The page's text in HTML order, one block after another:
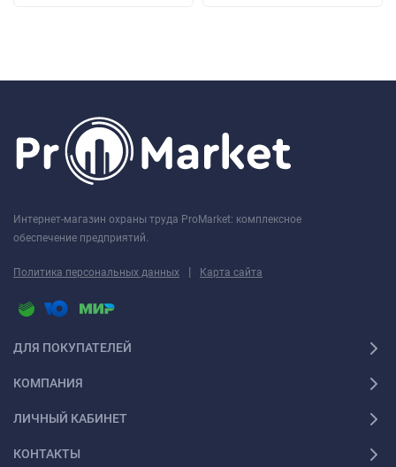
Интернет-магазин охраны труда ProMarket: комплексное
обеспечение предприятий.
Политика персональных данных | Карта сайта
ДЛЯ ПОКУПАТЕЛЕЙ
КОМПАНИЯ
ЛИЧНЫЙ КАБИНЕТ
КОНТАКТЫ